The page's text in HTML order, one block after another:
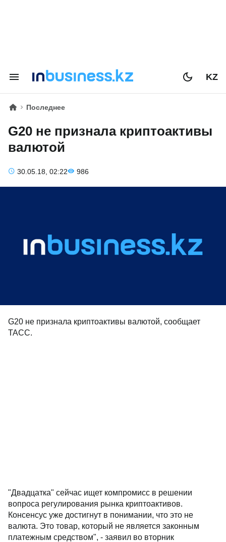
KZ
Последнее
G20 не признала криптоактивы
валютой
30.05.18, 02:22 986
G20 не признала криптоактивы валютой, сообщает
ТАСС.
"Двадцатка" сейчас ищет компромисс в решении
вопроса регулирования рынка криптоактивов.
Консенсус уже достигнут в понимании, что это не
валюта. Это товар, который не является законным
платежным средством", - заявил во вторник